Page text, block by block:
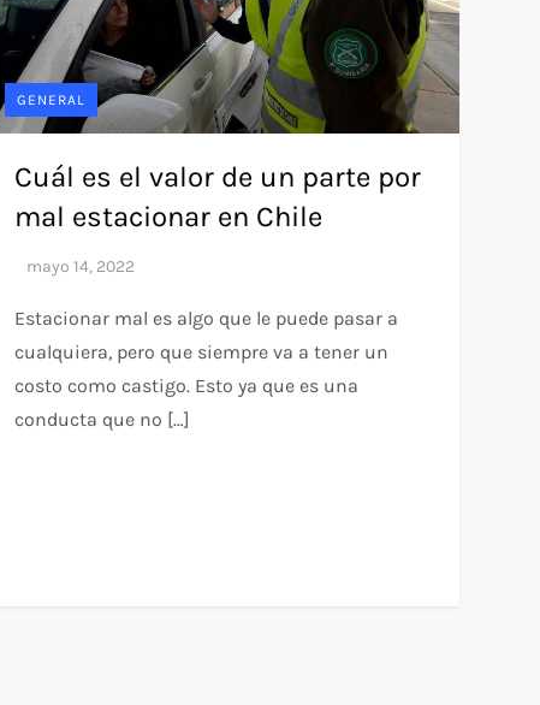
GENERAL
Cuál es el valor de un parte por
mal estacionar en Chile
Estacionar mal es algo que le puede pasar a
cualquiera, pero que siempre va a tener un
costo como castigo. Esto ya que es una
conducta que no […]